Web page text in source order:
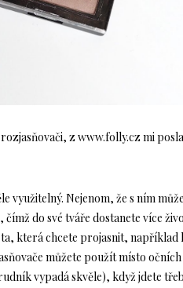
z www.folly.cz mi
využitelný. Nejenom, že s ním
do své tváře dostanete více
která chcete projasnit,
můžete použít místo
vypadá skvěle), když jdete